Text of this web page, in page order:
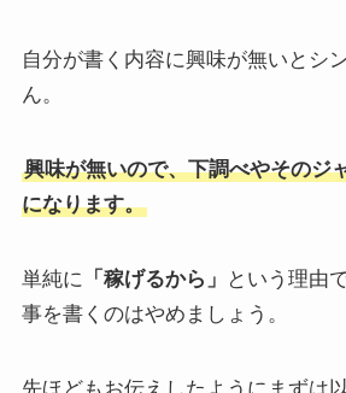
自分が書く内容に興味が無いとシ
ん。
興味が無いので、下調べやそのジ
になります。
単純に 「稼げるから」
という理由
事を書くのはやめましょう。
先ほどもお伝えしたようにまずは